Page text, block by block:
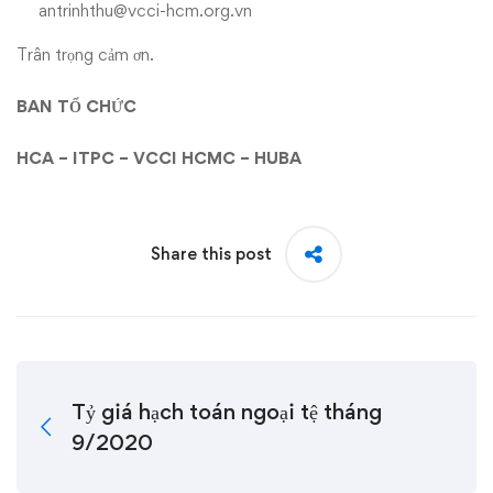
antrinhthu@vcci-hcm.org.vn
Trân trọng cảm ơn.
BAN TỔ CHỨC
HCA – ITPC – VCCI HCMC – HUBA
Share this post
Tỷ giá hạch toán ngoại tệ tháng
9/2020